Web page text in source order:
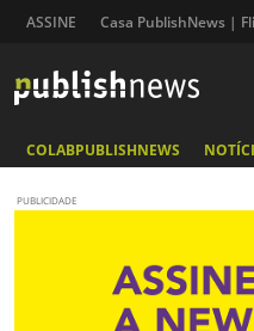
ASSINE Casa PublishNews |
COLABPUBLISHNEWS
PUBLICIDADE